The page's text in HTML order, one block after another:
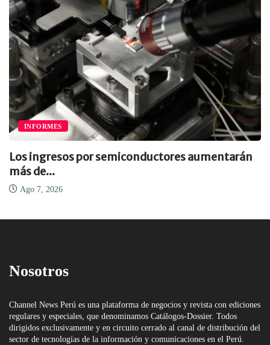
INFORMES
Los ingresos por semiconductores aumentarán
más de...
Ago 7, 2026
Nosotros
Channel News Perú es una plataforma de negocios y revista con ediciones
regulares y especiales, que denominamos Catálogos-Dossier. Todos
dirigidos exclusivamente y en circuito cerrado al canal de distribución del
sector de tecnologías de la información y comunicaciones en el Perú.